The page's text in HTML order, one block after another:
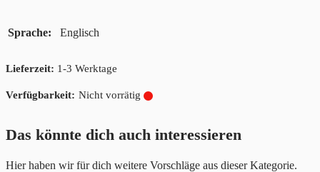
Sprache Englisch
Lieferzeit: 1-3 Werktage
Nicht vorrätig
Das könnte dich auch interessieren
Hier haben wir für dich weitere Vorschläge aus dieser Kategorie.